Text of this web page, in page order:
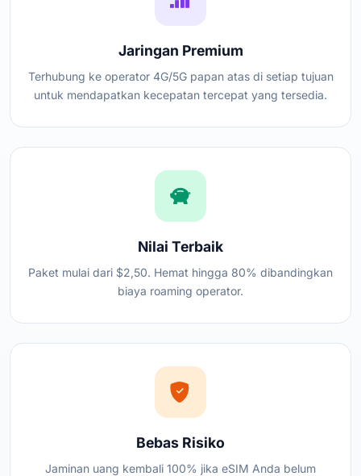
Jaringan Premium
Terhubung ke operator 4G/5G papan atas di setiap tujuan
untuk mendapatkan kecepatan tercepat yang tersedia.
Nilai Terbaik
Paket mulai dari $2,50. Hemat hingga 80% dibandingkan
biaya roaming operator.
Bebas Risiko
Jaminan uang kembali 100% jika eSIM Anda belum